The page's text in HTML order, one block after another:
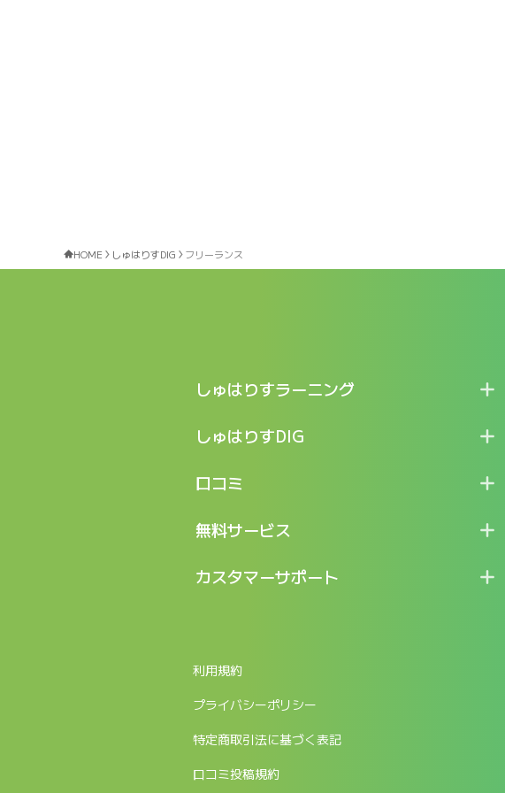
HOME しゅはりすDIG フリーランス
しゅはりすラーニング
特長
料金
新着情報
ログイン
しゅはりすDIG
記事一覧
口コミ
口コミ一覧
無料サービス
LINEで『Iパス ならし学習』
カスタマーサポート
返金申請フォーム
利用規約
プライバシーポリシー
特定商取引法に基づく表記
口コミ投稿規約